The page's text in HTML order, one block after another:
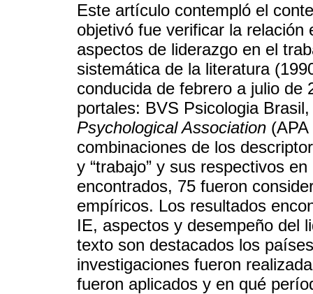
Este artículo contempló el
objetivó fue verificar la
aspectos de liderazgo en el
sistemática de la literatura
conducida de febrero a julio de
portales: BVS Psicologia
Psychological Association
combinaciones de los
y “trabajo” y sus respectivos
encontrados, 75 fueron
empíricos. Los resultados
IE, aspectos y desempeño del
texto son destacados los
investigaciones fueron
fueron aplicados y en qué